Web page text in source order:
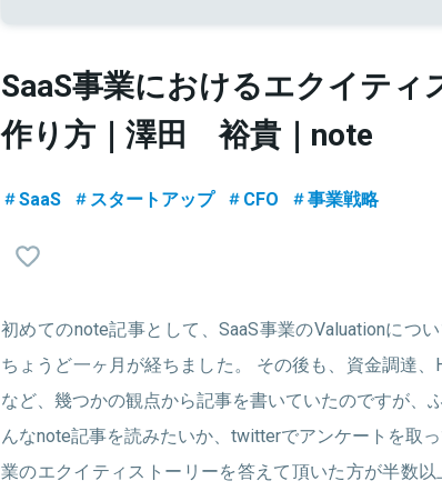
SaaS事業におけるエクイティ
作り方｜澤田 裕貴｜note
SaaS スタートアップ CFO 事業戦略
初めてのnote記事として、SaaS事業のValuationにつ
ちょうど一ヶ月が経ちました。 その後も、資金調達、
など、幾つかの観点から記事を書いていたのですが、
んなnote記事を読みたいか、twitterでアンケートを取
業のエクイティストーリーを答えて頂いた方が半数